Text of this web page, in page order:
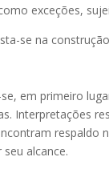
exceções,
se na
em primeiro
Interpretações
respaldo
alcance.